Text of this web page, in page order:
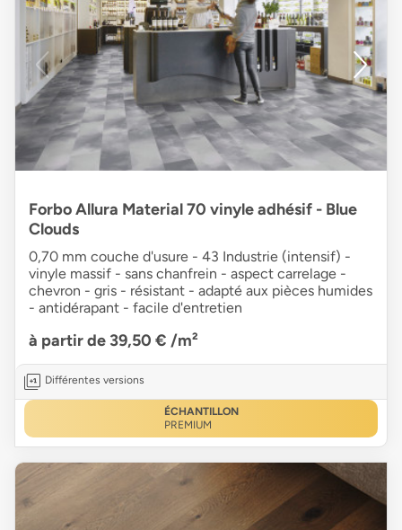
Forbo Allura Material 70 vinyle adhésif - Blue
Clouds
0,70 mm couche d'usure - 43 Industrie (intensif) -
vinyle massif - sans chanfrein - aspect carrelage -
chevron - gris - résistant - adapté aux pièces humides
- antidérapant - facile d'entretien
à partir de 39,50 € /m²
Différentes versions
ÉCHANTILLON
PREMIUM